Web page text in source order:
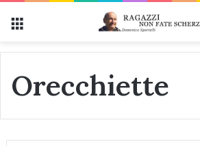
Orecchiette